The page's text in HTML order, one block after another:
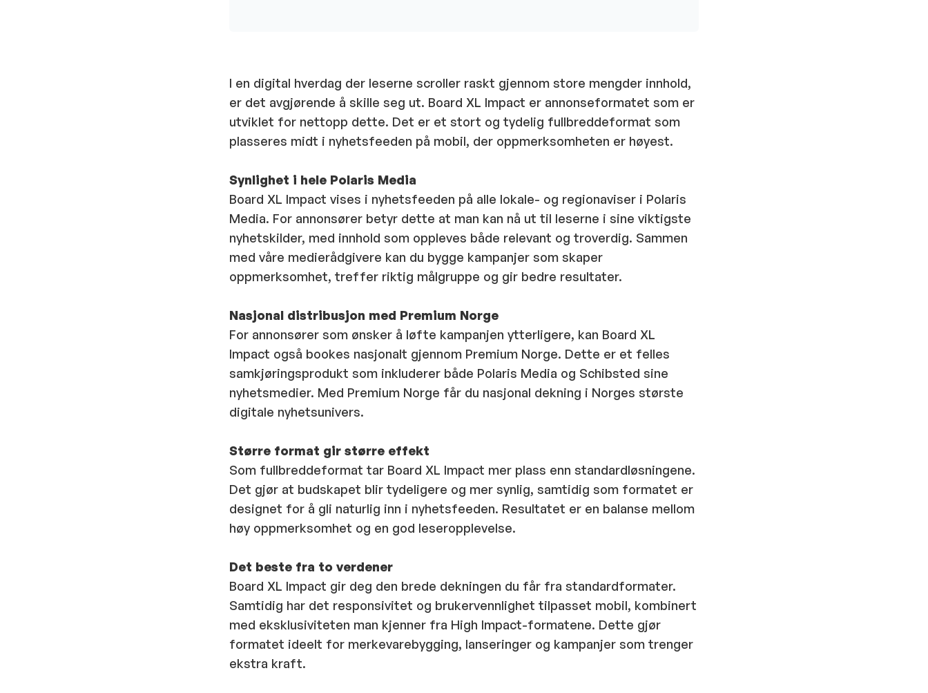
I en digital hverdag der leserne scroller raskt gjennom store mengder innhold,
er det avgjørende å skille seg ut. Board XL Impact er annonseformatet som er
utviklet for nettopp dette. Det er et stort og tydelig fullbreddeformat som
plasseres midt i nyhetsfeeden på mobil, der oppmerksomheten er høyest.
Synlighet i hele Polaris Media
Board XL Impact vises i nyhetsfeeden på alle lokale- og regionaviser i Polaris
Media. For annonsører betyr dette at man kan nå ut til leserne i sine viktigste
nyhetskilder, med innhold som oppleves både relevant og troverdig. Sammen
med våre medierådgivere kan du bygge kampanjer som skaper
oppmerksomhet, treffer riktig målgruppe og gir bedre resultater.
Nasjonal distribusjon med Premium Norge
For annonsører som ønsker å løfte kampanjen ytterligere, kan Board XL
Impact også bookes nasjonalt gjennom Premium Norge. Dette er et felles
samkjøringsprodukt som inkluderer både Polaris Media og Schibsted sine
nyhetsmedier. Med Premium Norge får du nasjonal dekning i Norges største
digitale nyhetsunivers.
Større format gir større effekt
Som fullbreddeformat tar Board XL Impact mer plass enn standardløsningene.
Det gjør at budskapet blir tydeligere og mer synlig, samtidig som formatet er
designet for å gli naturlig inn i nyhetsfeeden. Resultatet er en balanse mellom
høy oppmerksomhet og en god leseropplevelse.
Det beste fra to verdener
Board XL Impact gir deg den brede dekningen du får fra standardformater.
Samtidig har det responsivitet og brukervennlighet tilpasset mobil, kombinert
med eksklusiviteten man kjenner fra High Impact-formatene. Dette gjør
formatet ideelt for merkevarebygging, lanseringer og kampanjer som trenger
ekstra kraft.